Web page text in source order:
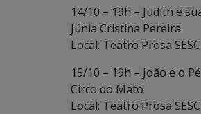
14/10 – 19h – Judith e
Júnia Cristina Pereira
Local: Teatro Prosa
15/10 – 19h – João e o
Circo do Mato
Local: Teatro Prosa